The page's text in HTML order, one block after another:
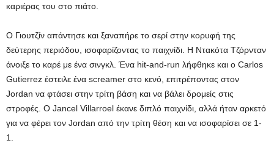
καριέρας του στο πιάτο.
Ο Γιουτζίν απάντησε και ξαναπήρε το σερί στην κορυφή της
δεύτερης περιόδου, ισοφαρίζοντας το παιχνίδι. Η Ντακότα Τζόρνταν
άνοιξε το καρέ με ένα σινγκλ. Ένα hit-and-run λήφθηκε και ο Carlos
Gutierrez έστειλε ένα screamer στο κενό, επιτρέποντας στον
Jordan να φτάσει στην τρίτη βάση και να βάλει δρομείς στις
στροφές. Ο Jancel Villarroel έκανε διπλό παιχνίδι, αλλά ήταν αρκετό
για να φέρει τον Jordan από την τρίτη θέση και να ισοφαρίσει σε 1-
1.